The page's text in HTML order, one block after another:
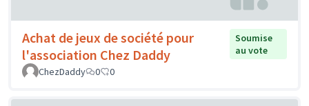
Achat de jeux de société pour
l'association Chez Daddy
Soumise
au vote
ChezDaddy
0 0